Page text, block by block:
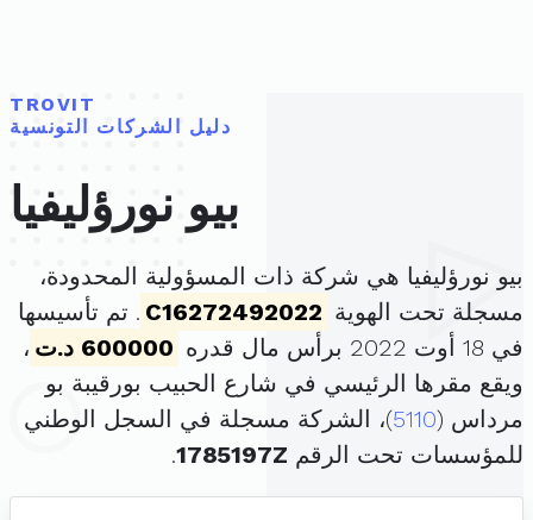
TROVIT
دليل الشركات التونسية
بيو نورؤليفيا
بيو نورؤليفيا هي شركة ذات المسؤولية المحدودة،
مسجلة تحت الهوية C16272492022 . تم تأسيسها
في 18 أوت 2022 برأس مال قدره
600000 د.ت
،
ويقع مقرها الرئيسي في شارع الحبيب بورقيبة بو
مرداس (5110)، الشركة مسجلة في السجل الوطني
للمؤسسات تحت الرقم 1785197Z
.